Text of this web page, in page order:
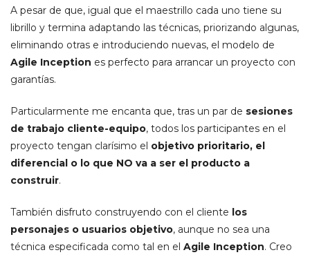
A pesar de que, igual que el maestrillo cada uno tiene su
librillo y termina adaptando las técnicas, priorizando algunas,
eliminando otras e introduciendo nuevas, el modelo de
Agile Inception es perfecto para arrancar un proyecto con
garantías.
Particularmente me encanta que, tras un par de sesiones
de trabajo cliente-equipo, todos los participantes en el
proyecto tengan clarísimo el objetivo prioritario, el
diferencial o lo que NO va a ser el producto a
construir.
También disfruto construyendo con el cliente los
personajes o usuarios objetivo, aunque no sea una
técnica especificada como tal en el Agile Inception. Creo